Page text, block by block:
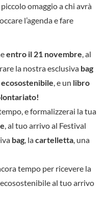
omaggio a chi avrà
l’agenda e fare
entro il 21 novembre, al
la nostra esclusiva bag
ecosostenibile, e un libro
e formalizzerai la tua
, al tuo arrivo al Festival
bag, lacartelletta, una
tempo per ricevere la
al tuo arrivo